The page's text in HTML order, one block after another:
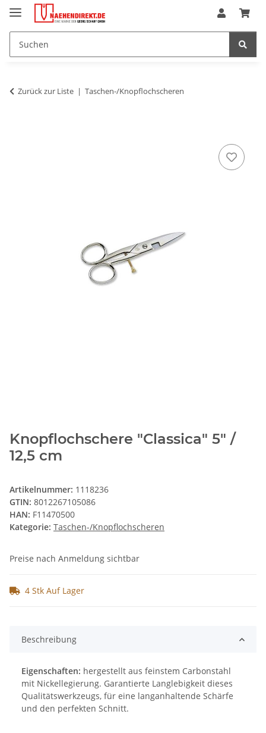
Zurück zur Liste Taschen-/Knopflochscheren
Knopflochschere "Classica" 5" /
12,5 cm
Artikelnummer: 1118236
GTIN: 8012267105086
HAN: F11470500
Kategorie: Taschen-/Knopflochscheren
Preise nach Anmeldung sichtbar
4 Stk Auf Lager
Beschreibung
Eigenschaften: hergestellt aus feinstem Carbonstahl
mit Nickellegierung. Garantierte Langlebigkeit dieses
Qualitätswerkzeugs, für eine langanhaltende Schärfe
und den perfekten Schnitt.